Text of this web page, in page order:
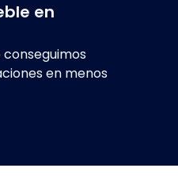
en
en menos